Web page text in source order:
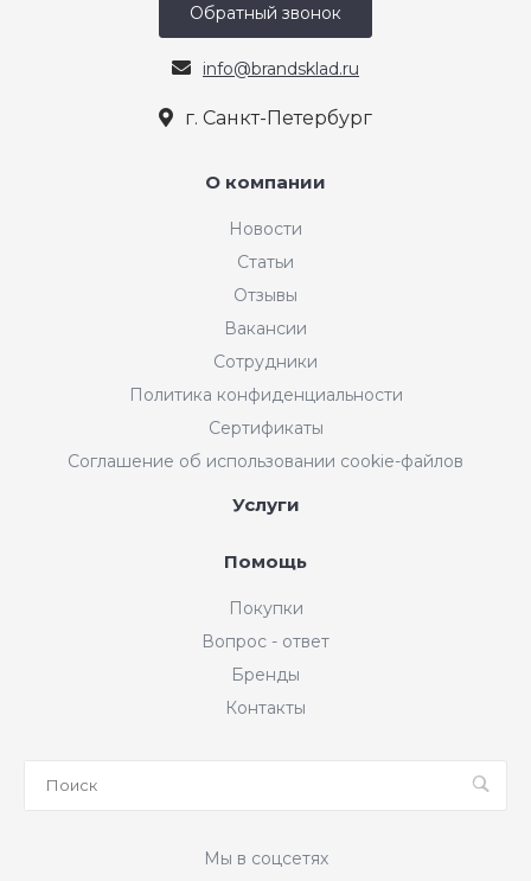
Обратный звонок
info@brandsklad.ru
г. Санкт-Петербург
О компании
Новости
Статьи
Отзывы
Вакансии
Сотрудники
Политика конфиденциальности
Сертификаты
Соглашение об использовании cookie-файлов
Услуги
Помощь
Покупки
Вопрос - ответ
Бренды
Контакты
Мы в соцсетях